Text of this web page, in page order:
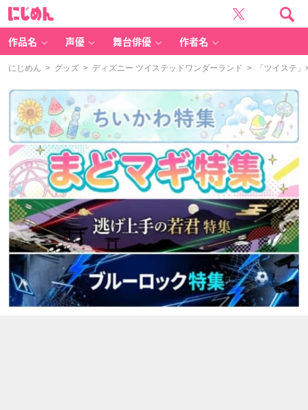
作品名 声優 舞台俳優 作者名
にじめん > グッズ > ディズニー ツイステッドワンダーランド > 「ツイステ」